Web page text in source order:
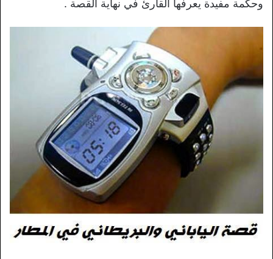
وحكمة مفيدة يعرفها القارئ في نهاية القصة .